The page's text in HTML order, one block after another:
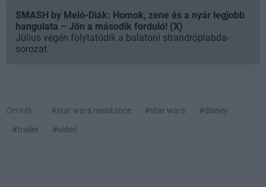
SMASH by Meló-Diák: Homok, zene és a nyár legjobb
hangulata – Jön a második forduló! (X)
Július végén folytatódik a balatoni strandröplabda-
sorozat.
Címkék: #star wars resistance #star wars
#disney
#trailer
#videó